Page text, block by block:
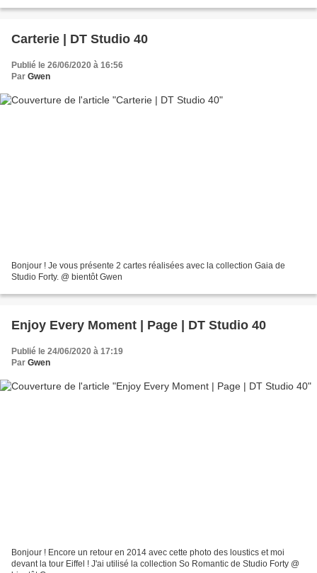
Carterie | DT Studio 40
Publié le 26/06/2020 à 16:56
Par Gwen
Bonjour ! Je vous présente 2 cartes réalisées avec la collection Gaia de
Studio Forty. @ bientôt Gwen
Enjoy Every Moment | Page | DT Studio 40
Publié le 24/06/2020 à 17:19
Par Gwen
Bonjour ! Encore un retour en 2014 avec cette photo des loustics et moi
devant la tour Eiffel ! J'ai utilisé la collection So Romantic de Studio Forty @